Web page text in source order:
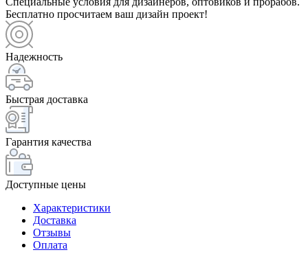
Бесплатно просчитаем ваш дизайн проект!
Надежность
Быстрая доставка
Гарантия качества
Доступные цены
Характеристики
Доставка
Отзывы
Оплата